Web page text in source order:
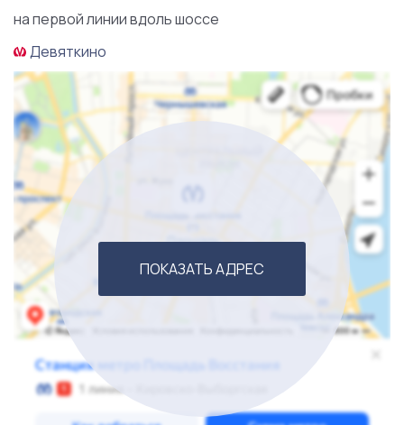
При покупке бизнеса новый собственник получит все
существенно упростит процесс закупок и обеспечит
стабильность товарных потоков. Вы не столкнетесь
с серьезной конкуренцией, так как в радиусе 30
километров от магазина нет других аналогичных
торговых точек, что обеспечивает высокую
вероятность увеличения клиентской базы.
Привлекательные условия аренды – всего 17 000
рублей плюс коммунальные платежи – делают
ведение бизнеса ещё более выгодным, обеспечивая
возможность получения приличной прибыли с самого
начала.
Кроме того, новый владелец сможет
воспользоваться уже укомплектованным штатом
сотрудников, который выполнит все необходимые
на первой линии вдоль шоссе
Девяткино
ПОКАЗАТЬ АДРЕС